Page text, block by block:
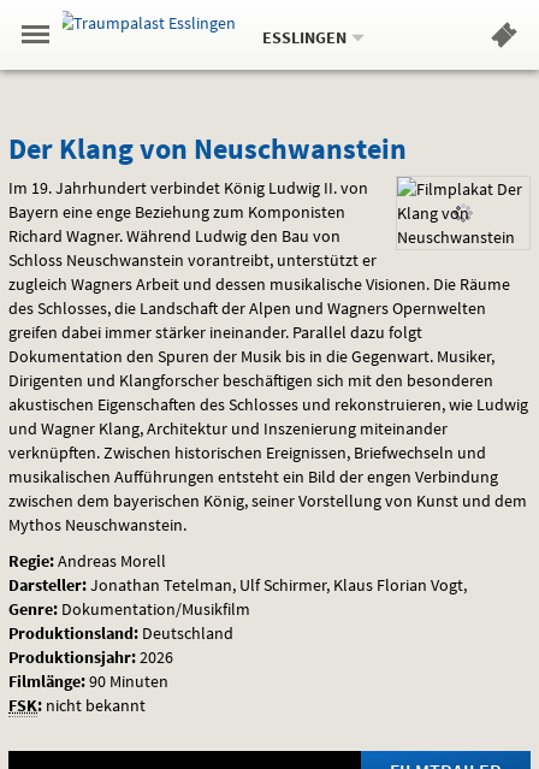
Springe
zum
,zum
.
Navigation
Gehe
zur
Standortauswahl
Standort:
ESSLINGEN.
Hinweis
Der
Klang
von
Neuschwanstein
Der Klang von Neuschwanstein
Im 19. Jahrhundert verbindet König Ludwig II. von
Bayern eine enge Beziehung zum Komponisten
Richard Wagner. Während Ludwig den Bau von
Schloss Neuschwanstein vorantreibt, unterstützt er
zugleich Wagners Arbeit und dessen musikalische Visionen. Die Räume
des Schlosses, die Landschaft der Alpen und Wagners Opernwelten
greifen dabei immer stärker ineinander. Parallel dazu folgt
Dokumentation den Spuren der Musik bis in die Gegenwart. Musiker,
Dirigenten und Klangforscher beschäftigen sich mit den besonderen
akustischen Eigenschaften des Schlosses und rekonstruieren, wie Ludwig
und Wagner Klang, Architektur und Inszenierung miteinander
verknüpften. Zwischen historischen Ereignissen, Briefwechseln und
musikalischen Aufführungen entsteht ein Bild der engen Verbindung
zwischen dem bayerischen König, seiner Vorstellung von Kunst und dem
Mythos Neuschwanstein.
Regie:Andreas Morell
Darsteller:Jonathan Tetelman, Ulf Schirmer, Klaus Florian Vogt,
Genre: Dokumentation/Musikfilm
Produktionsland: Deutschland
Produktionsjahr:2026
Filmlänge:90 Minuten
FSK: nicht bekannt